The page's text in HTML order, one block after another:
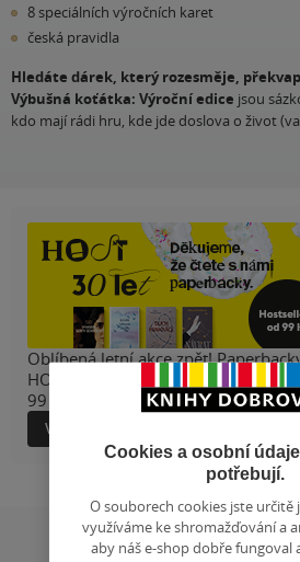
8 speciálních výročních karet
česká pravidla
Hledáte dárek, který rozesměje,
Výbušná koťátka: Výroční edice jsou
kdo mají rádi hru, kde jde doslova o život
Oblíbená letní akce zpět!
HOST teď koupíte na e-shopu i v
99 Kč!
Více informací
Cookies a osobní
potřebují.
O souborech cookies jste určitě
využíváme ke shromažďování a
aby náš e-shop dobře fungoval